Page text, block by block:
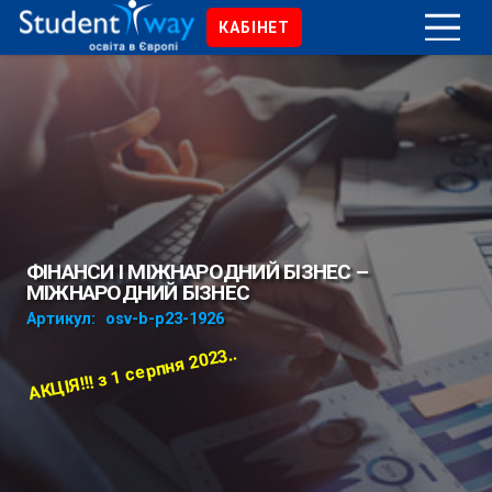
КАБІНЕТ
ФІНАНСИ І МІЖНАРОДНИЙ БІЗНЕС –
МІЖНАРОДНИЙ БІЗНЕС
Артикул: osv-b-p23-1926
АКЦІЯ!!! з 1 серпня 2023..